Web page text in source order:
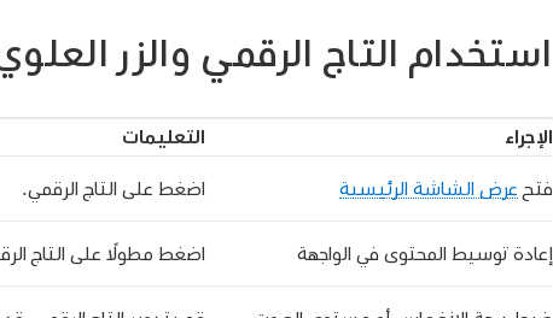
استخدام التاج الرقمي والزر
الإجراء التعليمات
فتح عرض الشاشة الرئيسية اضغط على التاج الرقمي.
إعادة توسيط المحتوى في الواجهة اضغط مطولًا على التاج